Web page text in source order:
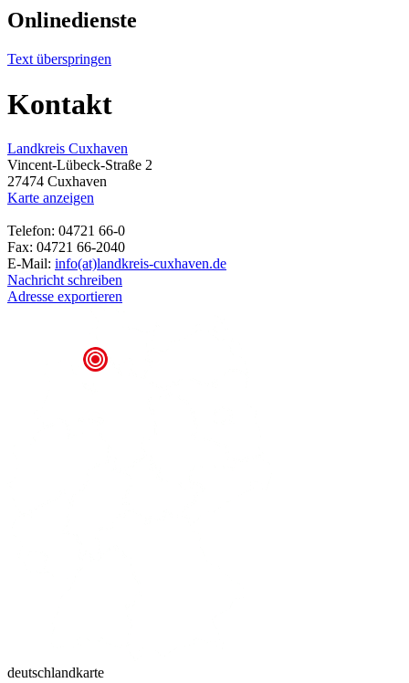
Onlinedienste
Text überspringen
Kontakt
Landkreis Cuxhaven
Vincent-Lübeck-Straße 2
27474 Cuxhaven
Karte anzeigen
Telefon: 04721 66-0
Fax: 04721 66-2040
E-Mail: info(at)landkreis-cuxhaven.de
Nachricht schreiben
Adresse exportieren
deutschlandkarte